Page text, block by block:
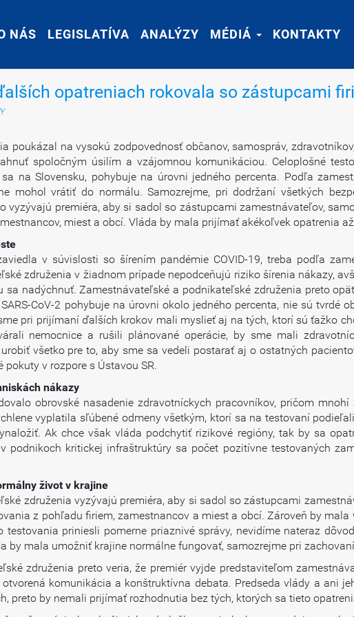
NÁS LEGISLATÍVA ANALÝZY MÉDIÁ KONTAKTY
NÁS LEGISLATÍVA ANALÝZY MÉDIÁ KONTAKTY
opatreniach rokovala so zástupcami
poukázal na vysokú zodpovednosť občanov, samospráv,
spoločným úsilím a vzájomnou komunikáciou. Celoplošné
sa na Slovensku, pohybuje na úrovni jedného percenta. Podľa
mohol vrátiť do normálu. Samozrejme, pri dodržaní všetkých
vyzývajú premiéra, aby si sadol so zástupcami zamestnávateľov,
miest a obcí. Vláda by mala prijímať akékoľvek opatrenia
v súvislosti so šírením pandémie COVID-19, treba podľa
združenia v žiadnom prípade nepodceňujú riziko šírenia nákazy,
sa nadýchnuť. Zamestnávateľské a podnikateľské združenia preto
CoV-2 pohybuje na úrovni okolo jedného percenta, nie sú tvrdé
pri prijímaní ďalších krokov mali myslieť aj na tých, ktorí sú ťažko
nemocnice a rušili plánované operácie, by sme mali
všetko pre to, aby sme sa vedeli postarať aj o ostatných
v rozpore s Ústavou SR.
nákazy
obrovské nasadenie zdravotníckych pracovníkov, pričom
vyplatila sľúbené odmeny všetkým, ktorí sa na testovaní
Ak chce však vláda podchytiť rizikové regióny, tak by sa
podnikoch kritickej infraštruktúry sa počet pozitívne testovaných
život v krajine
združenia vyzývajú premiéra, aby si sadol so zástupcami
z pohľadu firiem, zamestnancov a miest a obcí. Zároveň by
testovania priniesli pomerne priaznivé správy, nevidíme nateraz
by mala umožniť krajine normálne fungovať, samozrejme pri
združenia preto veria, že premiér vyjde predstaviteľom
komunikácia a konštruktívna debata. Predseda vlády a ani
preto by nemali prijímať rozhodnutia bez tých, ktorých sa tieto